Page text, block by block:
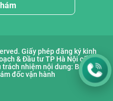
Giấy phép đăng ký kinh
& Đầu tư TP Hà Nội cấp lần
nhiệm nội dung: Bà
đốc vận hành